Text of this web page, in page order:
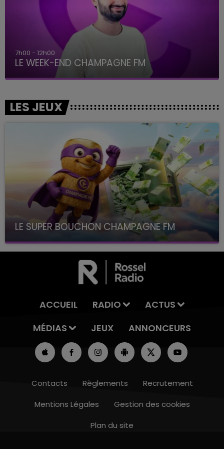
16h00 - 20h00
7h00 - 12h00
LE WEEK-END CHAMPAGNE FM
LES JEUX
LE SUPER BOUCHON CHAMPAGNE FM
avec La Famille Champagne FM, à 8H10
ACCUEIL RADIO
ACTUS
MÉDIAS
JEUX ANNONCEURS
Contacts Règlements
Recrutement
Mentions Légales
Gestion des cookies
Plan du site